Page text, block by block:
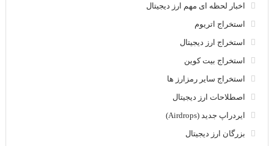
اخبار لحظه ای مهم ارز دیجیتال
استخراج اتریوم
استخراج ارز دیجیتال
استخراج بیت کوین
استخراج سایر رمزارز ها
اصطلاحات ارز دیجیتال
ایردراپ جدید (Airdrops)
بزرگان ارز دیجیتال